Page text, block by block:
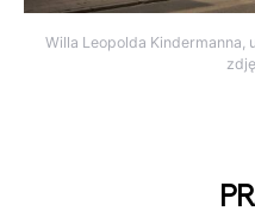
Willa Leopolda Kindermanna,